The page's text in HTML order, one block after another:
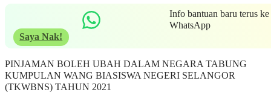
Info bantuan baru terus ke
WhatsApp
Saya Nak!
PINJAMAN BOLEH UBAH DALAM NEGARA TABUNG
KUMPULAN WANG BIASISWA NEGERI SELANGOR
(TKWBNS) TAHUN 2021